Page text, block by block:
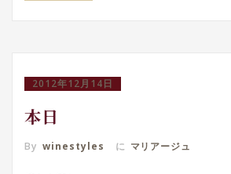
2012年12月14日
本日
By winestyles に マリアージュ